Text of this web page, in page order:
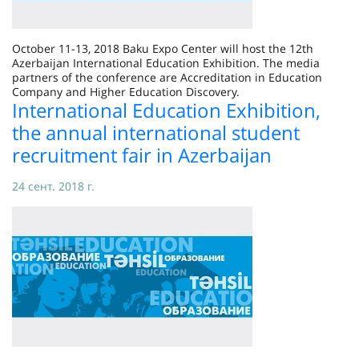
October 11-13, 2018 Baku Expo Center will host the 12th
Azerbaijan International Education Exhibition. The media
partners of the conference are Accreditation in Education
Company and Higher Education Discovery.
International Education Exhibition,
the annual international student
recruitment fair in Azerbaijan
24 сент. 2018 г.